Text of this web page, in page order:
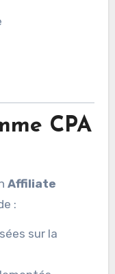
CPA
Affiliate
:
sur la